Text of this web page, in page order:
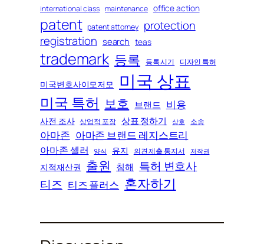
international class maintenance office action
patent patent attorney protection
registration search teas
trademark 등록 등록 시기 디자인 특허
미국변호사이모저모 미국 상표
미국 특허 보호 브랜드 비용
사전 조사 상업적 포장 상표 정하기 상호 소송
아마존 아마존 브랜드 레지스트리
아마존 셀러 양식 유지 의견 제출 통지서 저작권
지적재산권 출원 침해 특허 변호사
티즈 티즈 플러스 혼자하기